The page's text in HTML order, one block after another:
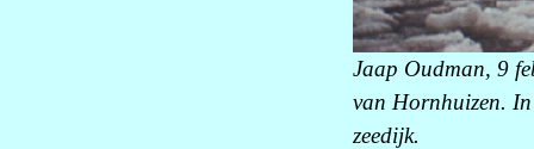
Jaap Oudman, 9
van Hornhuizen. In
zeedijk.